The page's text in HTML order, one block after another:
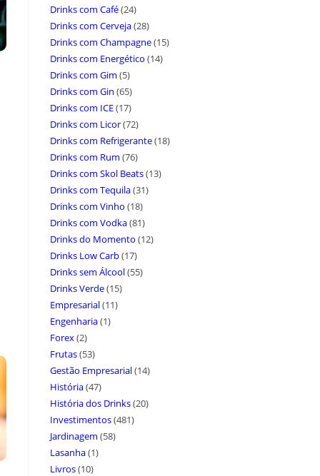
Drinks com Café(24)
Drinks com Cerveja(28)
Drinks com Champagne(15)
Drinks com Energético (14)
Drinks com Gim (5)
Drinks com Gin (65)
Drinks com ICE(17)
Drinks com Licor(72)
Drinks com Refrigerante(18)
Drinks com Rum (76)
Drinks com Skol Beats(13)
Drinks com Tequila(31)
Drinks com Vinho (18)
Drinks com Vodka(81)
Drinks do Momento (12)
Drinks Low Carb(17)
Drinks sem Álcool(55)
Drinks Verde(15)
Empresarial(11)
Engenharia(1)
Forex(2)
Frutas(53)
Gestão Empresarial(14)
História(47)
História dos Drinks(20)
Investimentos(481)
Jardinagem (58)
Lasanha(1)
Livros(10)